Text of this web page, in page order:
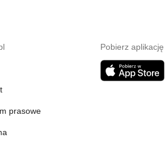
prasowe
Pobierz aplikację